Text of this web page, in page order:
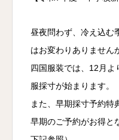
昼夜問わず、冷え込む
はお変わりありません
四国服装では、12月
服採寸が始まります。
また、早期採寸予約特
早期のご予約がお得と